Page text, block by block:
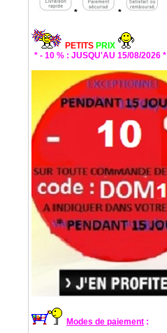
* *
PETITS PRIX
* - 10 % : JUSQU'AU 15/08/2026 *
Modes de paiement :